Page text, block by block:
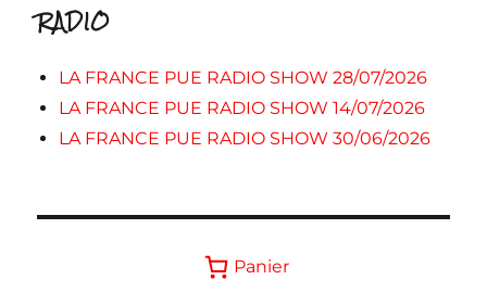
RADIO
LA FRANCE PUE RADIO SHOW 28/07/2026
LA FRANCE PUE RADIO SHOW 14/07/2026
LA FRANCE PUE RADIO SHOW 30/06/2026
Panier